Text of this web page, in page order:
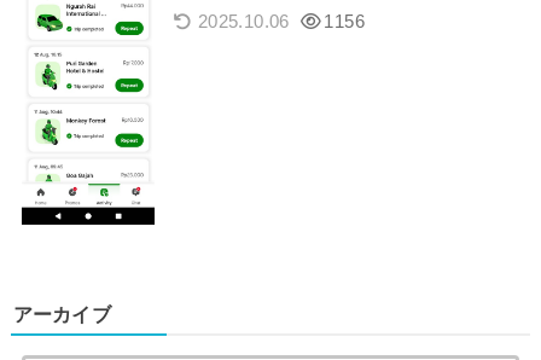
2025.10.06 1156
アーカイブ